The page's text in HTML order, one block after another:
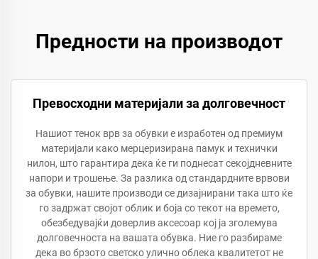
Предности на производот
Превосходни материјали за долговечност
Нашиот тенок врв за обувки е изработен од премиум
материјали како мерцеризирана памук и технички
нилон, што гарантира дека ќе ги поднесат секојдневните
напори и трошење. За разлика од стандардните врвови
за обувки, нашите производи се дизајнирани така што ќе
го задржат својот облик и боја со текот на времето,
обезбедувајќи доверлив аксесоар кој ја зголемува
долговечноста на вашата обувка. Ние го разбираме
дека во брзото светско улично облека квалитетот не